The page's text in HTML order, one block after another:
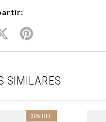
SIMILARES
30% OFF